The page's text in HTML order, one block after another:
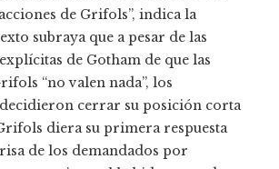
de Grifols”, indica la
subraya que a pesar de las
de Gotham de que las
“no valen nada”, los
cerrar su posición corta
diera su primera respuesta
de los demandados por